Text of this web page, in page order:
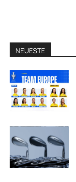
NEUESTE